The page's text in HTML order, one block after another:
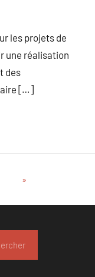
les projets de
une réalisation
des
[…]
Articles
»